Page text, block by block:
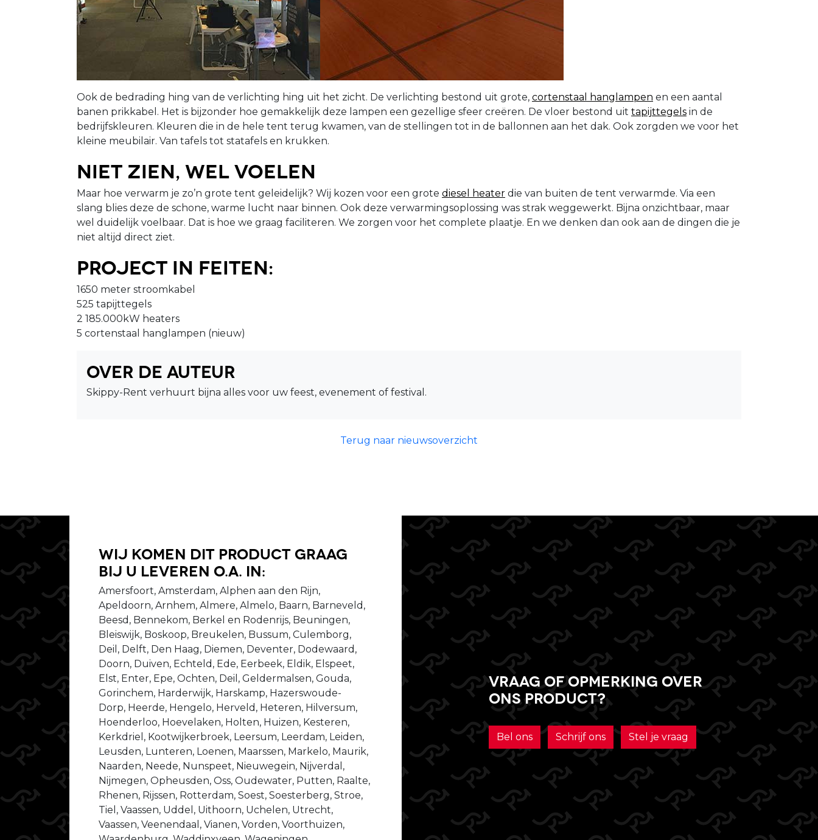
Ook de bedrading hing van de verlichting hing uit het zicht. De verlichting bestond uit grote, cortenstaal hanglampen en een aantal
banen prikkabel. Het is bijzonder hoe gemakkelijk deze lampen een gezellige sfeer creëren. De vloer bestond uit tapijttegels in de
bedrijfskleuren. Kleuren die in de hele tent terug kwamen, van de stellingen tot in de ballonnen aan het dak. Ook zorgden we voor het
kleine meubilair. Van tafels tot statafels en krukken.
Niet zien, wel voelen
Maar hoe verwarm je zo’n grote tent geleidelijk? Wij kozen voor een grote diesel heater die van buiten de tent verwarmde. Via een
slang blies deze de schone, warme lucht naar binnen. Ook deze verwarmingsoplossing was strak weggewerkt. Bijna onzichtbaar, maar
wel duidelijk voelbaar. Dat is hoe we graag faciliteren. We zorgen voor het complete plaatje. En we denken dan ook aan de dingen die je
niet altijd direct ziet.
Project in feiten:
1650 meter stroomkabel
525 tapijttegels
2 185.000kW heaters
5 cortenstaal hanglampen (nieuw)
Over de auteur
Skippy-Rent verhuurt bijna alles voor uw feest, evenement of festival.
Terug naar nieuwsoverzicht
Wij komen dit product graag
bij u leveren o.a. in:
Amersfoort, Amsterdam, Alphen aan den Rijn,
Apeldoorn, Arnhem, Almere, Almelo, Baarn, Barneveld,
Beesd, Bennekom, Berkel en Rodenrijs, Beuningen,
Bleiswijk, Boskoop, Breukelen, Bussum, Culemborg,
Deil, Delft, Den Haag, Diemen, Deventer, Dodewaard,
Doorn, Duiven, Echteld, Ede, Eerbeek, Eldik, Elspeet,
Elst, Enter, Epe, Ochten, Deil, Geldermalsen, Gouda,
Gorinchem, Harderwijk, Harskamp, Hazerswoude-
Dorp, Heerde, Hengelo, Herveld, Heteren, Hilversum,
Hoenderloo, Hoevelaken, Holten, Huizen, Kesteren,
Kerkdriel, Kootwijkerbroek, Leersum, Leerdam, Leiden,
Leusden, Lunteren, Loenen, Maarssen, Markelo, Maurik,
Naarden, Neede, Nunspeet, Nieuwegein, Nijverdal,
Nijmegen, Opheusden, Oss, Oudewater, Putten, Raalte,
Rhenen, Rijssen, Rotterdam, Soest, Soesterberg, Stroe,
Tiel, Vaassen, Uddel, Uithoorn, Uchelen, Utrecht,
Vaassen, Veenendaal, Vianen, Vorden, Voorthuizen,
Vraag of opmerking over
ons product?
Bel ons Schrijf ons Stel je vraag